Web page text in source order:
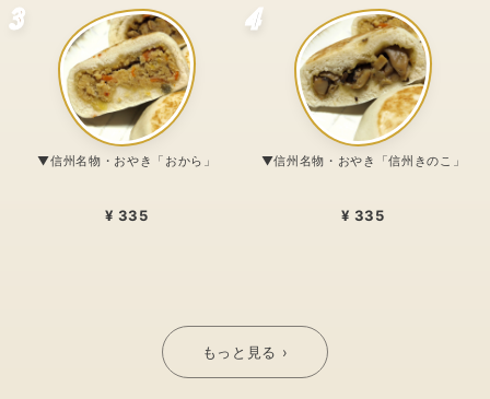
3
▼信州名物・おやき「おから」
¥ 335
4
▼信州名物・おやき「信州きのこ」
¥ 335
もっと見る ›